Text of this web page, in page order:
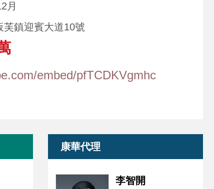
月
芙鎮迎賓大道10號
embed/pfTCDKVgmhc
康華代理
李智開